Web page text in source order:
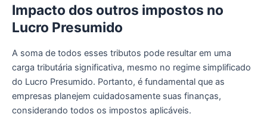
Impacto dos outros impostos no
Lucro Presumido
A soma de todos esses tributos pode resultar em uma
carga tributária significativa, mesmo no regime simplificado
do Lucro Presumido. Portanto, é fundamental que as
empresas planejem cuidadosamente suas finanças,
considerando todos os impostos aplicáveis.